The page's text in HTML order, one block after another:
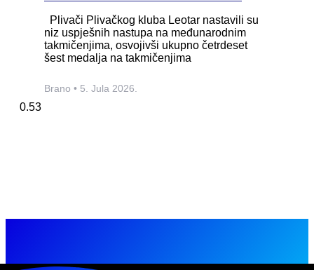
Plivači Plivačkog kluba Leotar nastavili su
niz uspješnih nastupa na međunarodnim
takmičenjima, osvojivši ukupno četrdeset
šest medalja na takmičenjima
Brano 5. Jula 2026.